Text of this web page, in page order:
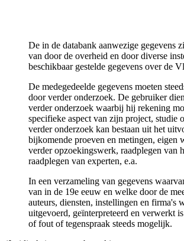
De in de databank aanwezige gegevens
van door de overheid en door diverse
beschikbaar gestelde gegevens over de
De medegedeelde gegevens moeten
door verder onderzoek. De gebruiker
verder onderzoek waarbij hij rekening
specifieke aspect van zijn project, studie
verder onderzoek kan bestaan uit het
bijkomende proeven en metingen, eigen
verder opzoekingswerk, raadplegen van
raadplegen van experten, e.a.
In een verzameling van gegevens
van in de 19e eeuw en welke door de
auteurs, diensten, instellingen en firma's
uitgevoerd, geïnterpreteerd en verwerkt
of fout of tegenspraak steeds mogelijk.